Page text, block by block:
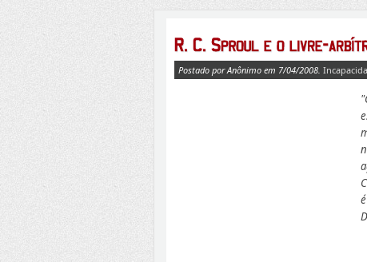
Postado por Anônimo em 7/04/2008.